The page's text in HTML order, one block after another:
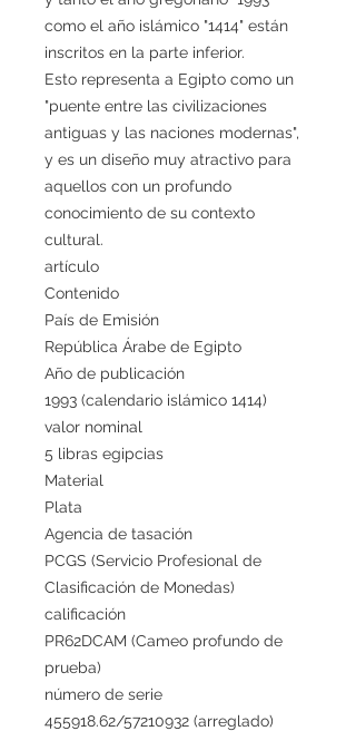
como el año islámico "1414" están
inscritos en la parte inferior.
Esto representa a Egipto como un
"puente entre las civilizaciones
antiguas y las naciones modernas",
y es un diseño muy atractivo para
aquellos con un profundo
conocimiento de su contexto
cultural.
artículo
Contenido
País de Emisión
República Árabe de Egipto
Año de publicación
1993 (calendario islámico 1414)
valor nominal
5 libras egipcias
Material
Plata
Agencia de tasación
PCGS (Servicio Profesional de
Clasificación de Monedas)
calificación
PR62DCAM (Cameo profundo de
prueba)
número de serie
455918.62/57210932 (arreglado)